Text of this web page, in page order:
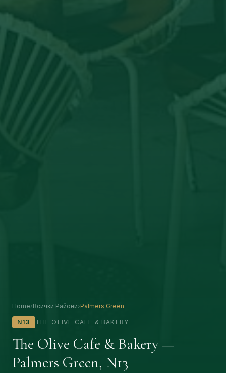
Home›Всички Райони›Palmers Green
N13 THE OLIVE CAFE & BAKERY
The Olive Cafe & Bakery —
Palmers Green, N13